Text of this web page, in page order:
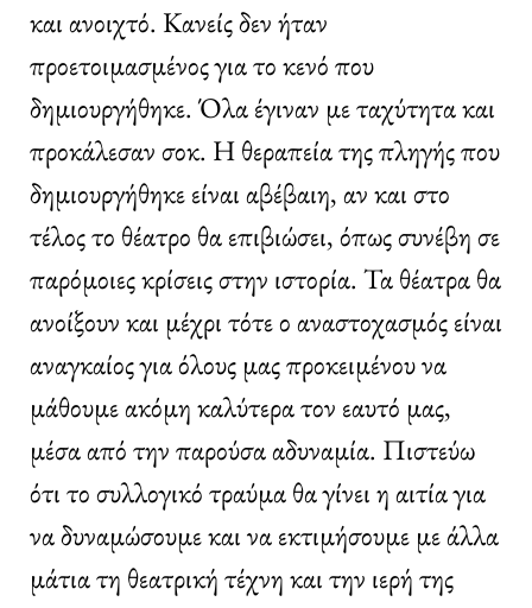
και ανοιχτό. Κανείς δεν ήταν
προετοιμασμένος για το κενό που
δημιουργήθηκε. Όλα έγιναν με ταχύτητα και
προκάλεσαν σοκ. Η θεραπεία της πληγής που
δημιουργήθηκε είναι αβέβαιη, αν και στο
τέλος το θέατρο θα επιβιώσει, όπως συνέβη σε
παρόμοιες κρίσεις στην ιστορία. Τα θέατρα θα
ανοίξουν και μέχρι τότε ο αναστοχασμός είναι
αναγκαίος για όλους μας προκειμένου να
μάθουμε ακόμη καλύτερα τον εαυτό μας,
μέσα από την παρούσα αδυναμία. Πιστεύω
ότι το συλλογικό τραύμα θα γίνει η αιτία για
να δυναμώσουμε και να εκτιμήσουμε με άλλα
μάτια τη θεατρική τέχνη και την ιερή της